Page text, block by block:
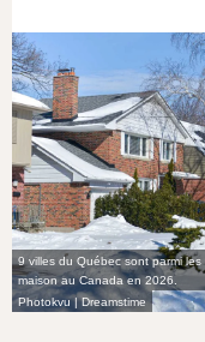
9 villes du Québec sont parmi
maison au Canada en 2026.
Photokvu | Dreamstime